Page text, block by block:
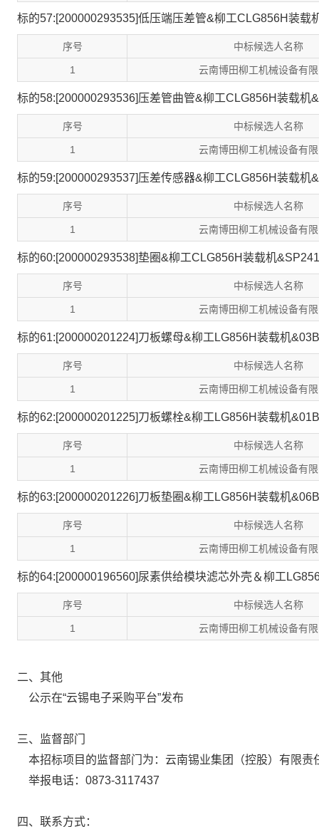
标的57:[200000293535]低压端压差管&柳工CLG856H装载
序号 中标候选人名称
1 云南博田柳工机械设备有
标的58:[200000293536]压差管曲管&柳工CLG856H装载机
序号 中标候选人名称
1 云南博田柳工机械设备有
标的59:[200000293537]压差传感器&柳工CLG856H装载机
序号 中标候选人名称
1 云南博田柳工机械设备有
标的60:[200000293538]垫圈&柳工CLG856H装载机
序号 中标候选人名称
1 云南博田柳工机械设备有
标的61:[200000201224]刀板螺母&柳工LG856H装载机
序号 中标候选人名称
1 云南博田柳工机械设备有
标的62:[200000201225]刀板螺栓&柳工LG856H装载机
序号 中标候选人名称
1 云南博田柳工机械设备有
标的63:[200000201226]刀板垫圈&柳工LG856H装载机
序号 中标候选人名称
1 云南博田柳工机械设备有
标的64:[200000196560]尿素供给模块滤芯外壳＆柳工
序号 中标候选人名称
1 云南博田柳工机械设备有
二、其他
公示在“云锡电子采购平台”发布
三、监督部门
本招标项目的监督部门为：云南锡业集团（控股）有限
举报电话：0873-3117437
四、联系方式：